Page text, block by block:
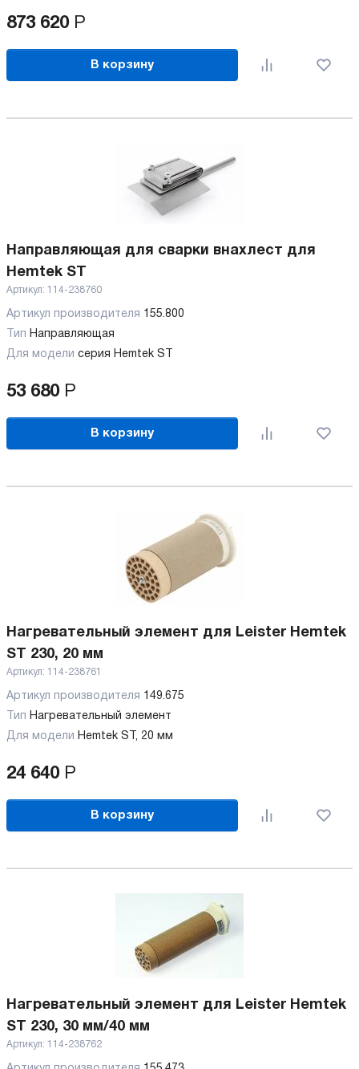
873 620 Р
В корзину
Направляющая для сварки внахлест для
Hemtek ST
Артикул: 114-238760
Артикул производителя 155.800
Тип Направляющая
Для модели серия Hemtek ST
53 680 Р
В корзину
Нагревательный элемент для Leister Hemtek
ST 230, 20 мм
Артикул: 114-238761
Артикул производителя 149.675
Тип Нагревательный элемент
Для модели Hemtek ST, 20 мм
24 640 Р
В корзину
Нагревательный элемент для Leister Hemtek
ST 230, 30 мм/40 мм
Артикул: 114-238762